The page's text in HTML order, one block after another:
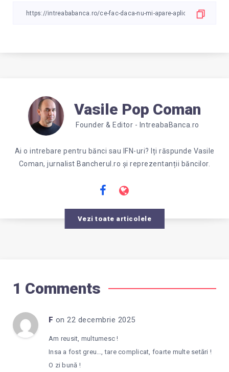
Vasile Pop Coman
Founder & Editor - IntreabaBanca.ro
Ai o intrebare pentru bănci sau IFN-uri? Iți răspunde Vasile
Coman, jurnalist Bancherul.ro și reprezentanții băncilor.
Vezi toate articolele
1 Comments
F on 22 decembrie 2025
Am reusit, multumesc !
Insa a fost greu…, tare complicat, foarte multe setări !
O zi bună !